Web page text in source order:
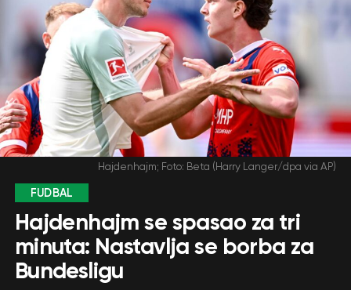
Hajdenhajm; Foto: Beta (Harry Langer/dpa via AP)
FUDBAL
Hajdenhajm se spasao za tri
minuta: Nastavlja se borba za
Bundesligu